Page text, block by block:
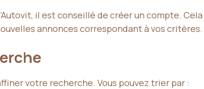
il est conseillé de créer un compte.
annonces correspondant à vos critères.
votre recherche. Vous pouvez trier par :